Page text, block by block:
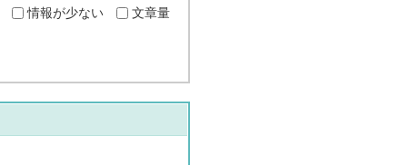
情報が少ない
文章量